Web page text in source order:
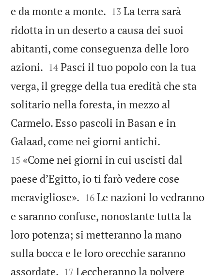
e da monte a monte. 

13 La terra sarà
ridotta in un deserto a causa dei suoi
abitanti, come conseguenza delle loro
azioni. 

14 Pasci il tuo popolo con la tua
verga, il gregge della tua eredità che sta
solitario nella foresta, in mezzo al
Carmelo. Esso pascoli in Basan e in
Galaad, come nei giorni antichi.
15 «Come nei giorni in cui uscisti dal
paese d’Egitto, io ti farò vedere cose
meravigliose». 

16 Le nazioni lo vedranno
e saranno confuse, nonostante tutta la
loro potenza; si metteranno la mano
sulla bocca e le loro orecchie saranno
assordate. 

17 Leccheranno la polvere